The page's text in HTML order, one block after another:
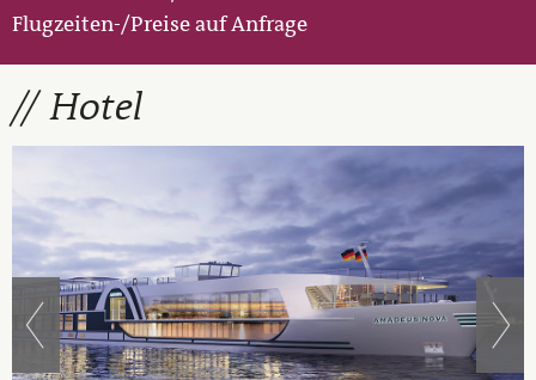
Flugzeiten-/Preise auf Anfrage
Hotel